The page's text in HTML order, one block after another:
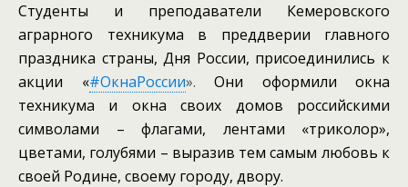
Студенты и преподаватели Кемеровского
аграрного техникума в преддверии главного
праздника страны, Дня России, присоединились к
акции «#ОкнаРоссии». Они оформили окна
техникума и окна своих домов российскими
символами – флагами, лентами «триколор»,
цветами, голубями – выразив тем самым любовь к
своей Родине, своему городу, двору.